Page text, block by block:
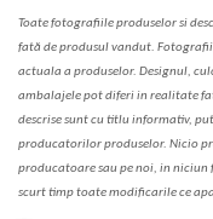
Toate fotografiile produselorsi
fată de produsul vandut.
actuala a produselor. Designul,
ambalajele pot diferi in realitate fa
descrise sunt cu titlu informativ, put
producatorilor produselor. Nicio
producatoare sau pe noi, in niciun
scurt timp toate modificarile ce